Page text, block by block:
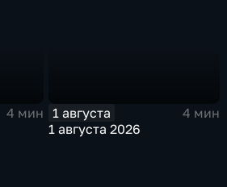
4 мин
1 августа
4 мин
1 августа 2026